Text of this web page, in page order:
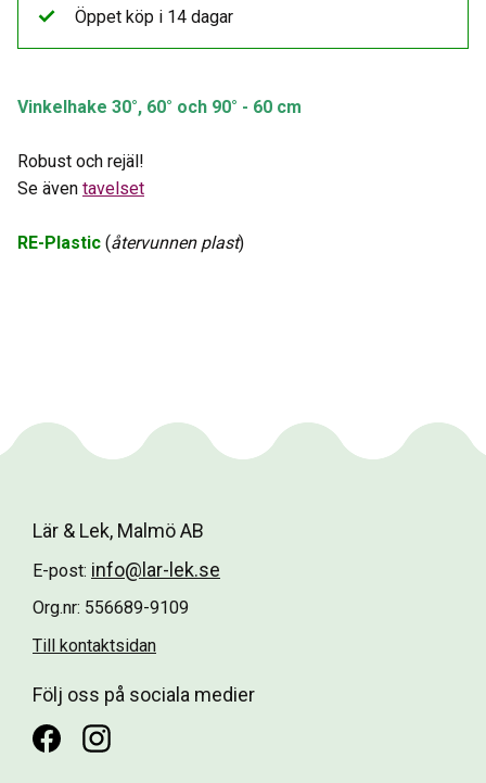
Vinkelhake 30°, 60° och 90° - 60 cm
Robust och rejäl!
Se även tavelset
RE-Plastic (återvunnen plast)
Öppet köp i 14 dagar
Lär & Lek, Malmö AB
E-post: info@lar-lek.se
Org.nr: 556689-9109
Till kontaktsidan
Följ oss på sociala medier